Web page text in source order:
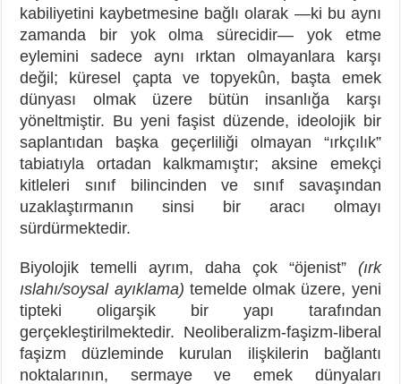
kabiliyetini kaybetmesine bağlı olarak —ki bu aynı
zamanda bir yok olma sürecidir— yok etme
eylemini sadece aynı ırktan olmayanlara karşı
değil; küresel çapta ve topyekûn, başta emek
dünyası olmak üzere bütün insanlığa karşı
yöneltmiştir. Bu yeni faşist düzende, ideolojik bir
saplantıdan başka geçerliliği olmayan “ırkçılık”
tabiatıyla ortadan kalkmamıştır; aksine emekçi
kitleleri sınıf bilincinden ve sınıf savaşından
uzaklaştırmanın sinsi bir aracı olmayı
sürdürmektedir.
Biyolojik temelli ayrım, daha çok “öjenist” (ırk
ıslahı/soysal ayıklama) temelde olmak üzere, yeni
tipteki oligarşik bir yapı tarafından
gerçekleştirilmektedir. Neoliberalizm-faşizm-liberal
faşizm düzleminde kurulan ilişkilerin bağlantı
noktalarının, sermaye ve emek dünyaları